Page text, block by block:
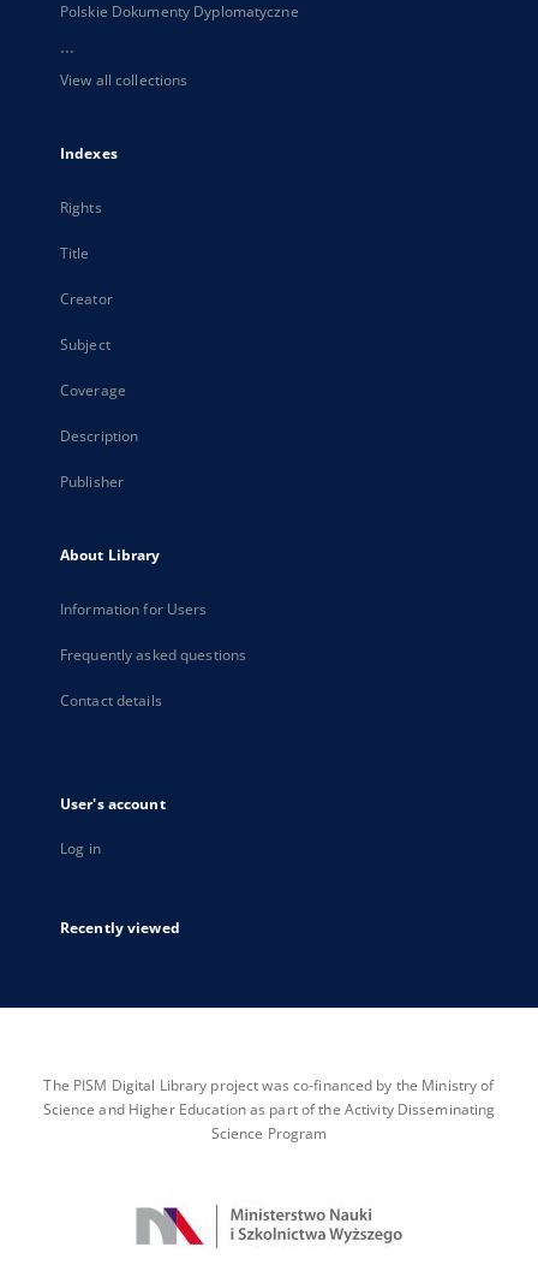
Polskie Dokumenty Dyplomatyczne
...
View all collections
Indexes
Rights
Title
Creator
Subject
Coverage
Description
Publisher
About Library
Information for Users
Frequently asked questions
Contact details
User's account
Log in
Recently viewed
The PISM Digital Library project was co-financed by the Ministry of
Science and Higher Education as part of the Activity Disseminating
Science Program